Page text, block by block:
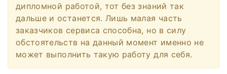
дипломной работой, тот без знаний так
дальше и останется. Лишь малая часть
заказчиков сервиса способна, но в силу
обстоятельств на данный момент именно не
может выполнить такую работу для себя.